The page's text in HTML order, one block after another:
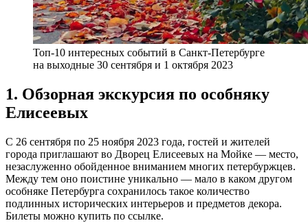
Топ-10 интересных событий в Санкт-Петербурге
на выходные 30 сентября и 1 октября 2023
1. Обзорная экскурсия по особняку
Елисеевых
С 26 сентября по 25 ноября 2023 года, гостей и жителей
города приглашают во Дворец Елисеевых на Мойке — место,
незаслуженно обойденное вниманием многих петербуржцев.
Между тем оно поистине уникально — мало в каком другом
особняке Петербурга сохранилось такое количество
подлинных исторических интерьеров и предметов декора.
Билеты можно купить по ссылке.